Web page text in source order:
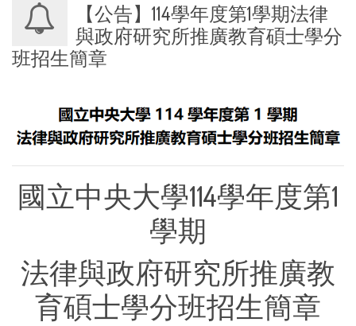
【公告】114學年度第1學期法律
與政府研究所推廣教育碩士學分
班招生簡章
國立中央大學114學年度第1
學期
法律與政府研究所推廣教
育碩士學分班招生簡章